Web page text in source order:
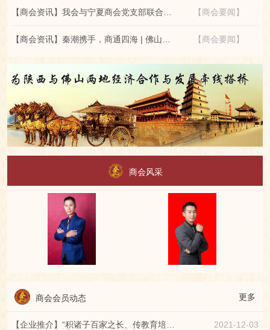
【商会要闻】
【商会要闻】
商会风采
商会会员动态 更多
2021-12-03